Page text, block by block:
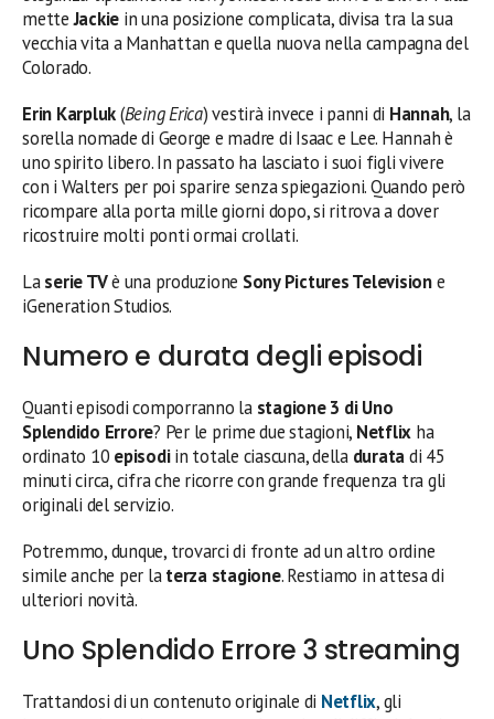
metteJackie in una posizione complicata, divisa tra la sua
vecchia vita a Manhattan e quella nuova nella campagna del
Colorado.
Erin Karpluk(Being Erica) vestirà invece i panni di Hannah, la
sorella nomade di George e madre di Isaac e Lee. Hannah è
uno spirito libero. In passato ha lasciato i suoi figli vivere
con i Walters per poi sparire senza spiegazioni. Quando però
ricompare alla porta mille giorni dopo, si ritrova a dover
ricostruire molti ponti ormai crollati.
Laserie TVè una produzione Sony Pictures Televisione
iGeneration Studios.
Numero e durata degli episodi
Quanti episodi comporranno la stagione 3 di Uno
Splendido Errore? Per le prime due stagioni, Netflix ha
ordinato 10 episodiin totale ciascuna, della duratadi 45
minuti circa, cifra che ricorre con grande frequenza tra gli
originali del servizio.
Potremmo, dunque, trovarci di fronte ad un altro ordine
simile anche per laterza stagione. Restiamo in attesa di
ulteriori novità.
Uno Splendido Errore 3 streaming
Trattandosi di un contenuto originale di Netflix, gli